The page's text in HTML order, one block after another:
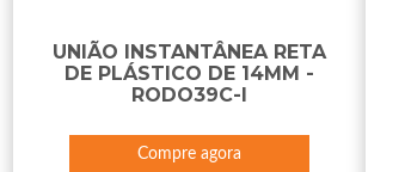
UNIÃO INSTANTÂNEA RETA
DE PLÁSTICO DE 14MM -
RODO39C-I
Compre agora